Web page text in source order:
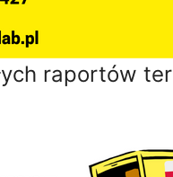
raportów